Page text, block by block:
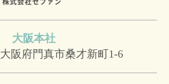
大阪本社
大阪府門真市桑才新町1-6